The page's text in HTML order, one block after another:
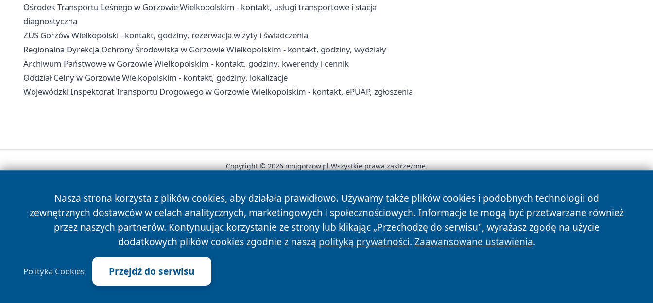
Ośrodek Transportu Leśnego w Gorzowie Wielkopolskim - kontakt, usługi transportowe i stacja
diagnostyczna
ZUS Gorzów Wielkopolski - kontakt, godziny, rezerwacja wizyty i świadczenia
Regionalna Dyrekcja Ochrony Środowiska w Gorzowie Wielkopolskim - kontakt, godziny, wydziały
Archiwum Państwowe w Gorzowie Wielkopolskim - kontakt, godziny, kwerendy i cennik
Oddział Celny w Gorzowie Wielkopolskim - kontakt, godziny, lokalizacje
Wojewódzki Inspektorat Transportu Drogowego w Gorzowie Wielkopolskim - kontakt, ePUAP, zgłoszenia
Nasza strona korzysta z plików cookies, aby działała prawidłowo. Używamy także plików cookies i podobnych technologii od
zewnętrznych dostawców w celach analitycznych, marketingowych i społecznościowych. Informacje te mogą być przetwarzane również
przez naszych partnerów. Kontynuując korzystanie ze strony lub klikając „Przechodzę do serwisu", wyrażasz zgodę na użycie
dodatkowych plików cookies zgodnie z naszą polityką prywatności. Zaawansowane ustawienia.
Polityka Cookies Przejdź do serwisu
Copyright © 2026 mojgorzow.pl Wszystkie prawa zastrzeżone.
News Autorzy Polityka Prywatności Polityka Cookies